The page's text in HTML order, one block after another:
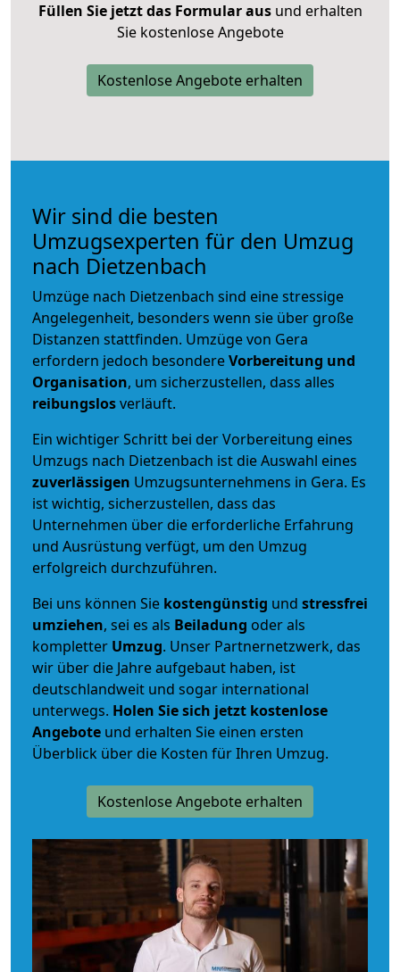
Füllen Sie jetzt das Formular ausund erhalten
Sie kostenlose Angebote
Kostenlose Angebote erhalten
Wir sind die besten
Umzugsexperten für den Umzug
nach Dietzenbach
Umzüge nach Dietzenbach sind eine stressige
Angelegenheit, besonders wenn sie über große
Distanzen stattfinden. Umzüge von Gera
erfordern jedoch besondereVorbereitung und
Organisation, um sicherzustellen, dass alles
reibungslosverläuft.
Ein wichtiger Schritt bei der Vorbereitung eines
Umzugs nach Dietzenbach ist die Auswahl eines
zuverlässigen Umzugsunternehmens in Gera. Es
ist wichtig, sicherzustellen, dass das
Unternehmen über die erforderliche Erfahrung
und Ausrüstung verfügt, um den Umzug
erfolgreich durchzuführen.
Bei uns können Sie kostengünstig und stressfrei
umziehen, sei es als Beiladung oder als
kompletter Umzug. Unser Partnernetzwerk, das
wir über die Jahre aufgebaut haben, ist
deutschlandweit und sogar international
unterwegs. Holen Sie sich jetzt kostenlose
Angebote und erhalten Sie einen ersten
Überblick über die Kosten für Ihren Umzug.
Kostenlose Angebote erhalten